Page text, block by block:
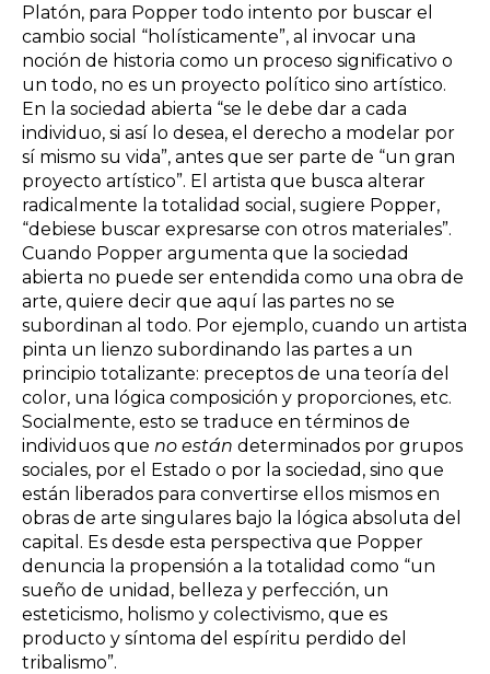
Platón, para Popper todo intento por buscar el
cambio social “holísticamente”, al invocar una
noción de historia como un proceso significativo o
un todo, no es un proyecto político sino artístico.
En la sociedad abierta “se le debe dar a cada
individuo, si así lo desea, el derecho a modelar por
sí mismo su vida”, antes que ser parte de “un gran
proyecto artístico”. El artista que busca alterar
radicalmente la totalidad social, sugiere Popper,
“debiese buscar expresarse con otros materiales”.
Cuando Popper argumenta que la sociedad
abierta no puede ser entendida como una obra de
arte, quiere decir que aquí las partes no se
subordinan al todo. Por ejemplo, cuando un artista
pinta un lienzo subordinando las partes a un
principio totalizante: preceptos de una teoría del
color, una lógica composición y proporciones, etc.
Socialmente, esto se traduce en términos de
individuos que no están determinados por grupos
sociales, por el Estado o por la sociedad, sino que
están liberados para convertirse ellos mismos en
obras de arte singulares bajo la lógica absoluta del
capital. Es desde esta perspectiva que Popper
denuncia la propensión a la totalidad como “un
sueño de unidad, belleza y perfección, un
esteticismo, holismo y colectivismo, que es
producto y síntoma del espíritu perdido del
tribalismo”.